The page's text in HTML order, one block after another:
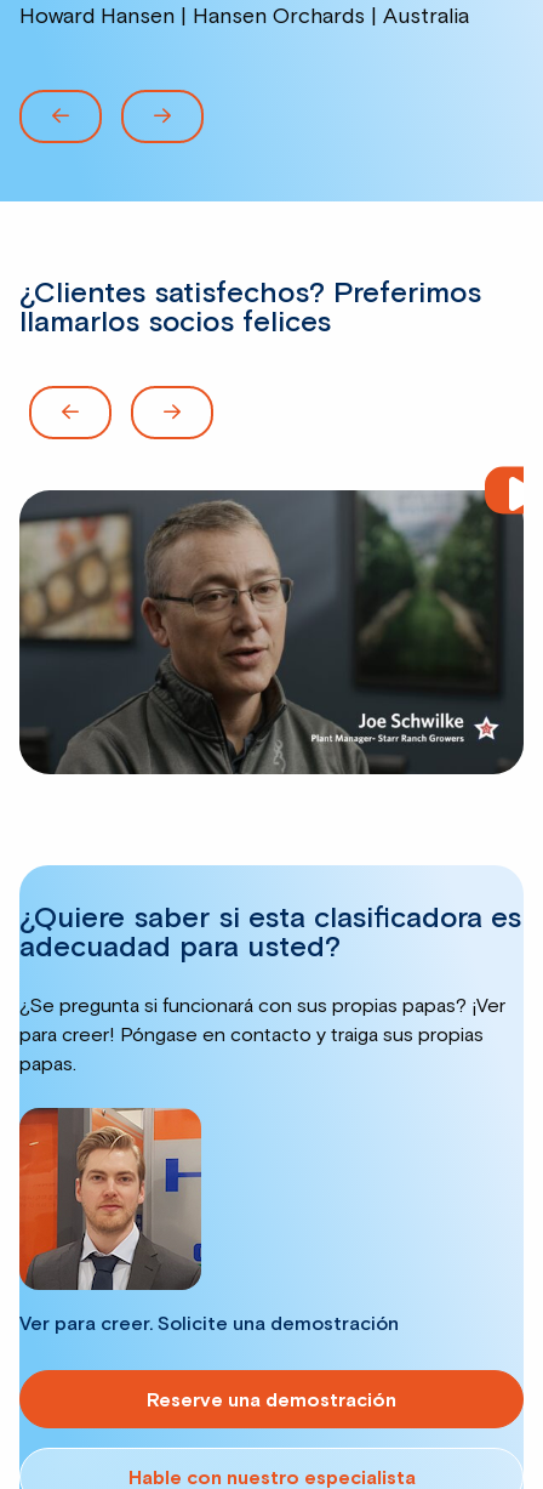
Howard Hansen | Hansen Orchards | Australia
¿Clientes satisfechos? Preferimos
llamarlos socios felices
¿Quiere saber si esta clasificadora es
adecuadad para usted?
¿Se pregunta si funcionará con sus propias papas? ¡Ver
para creer! Póngase en contacto y traiga sus propias
papas.
Ver para creer. Solicite una demostración
Reserve una demostración
Hable con nuestro especialista